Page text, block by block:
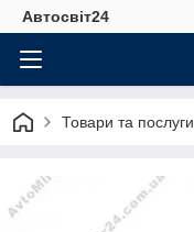
Автосвіт24
Товари та послуги